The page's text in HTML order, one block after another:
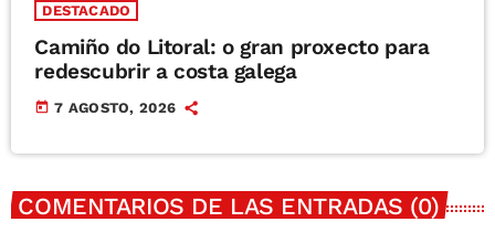
DESTACADO
Camiño do Litoral: o gran proxecto para
redescubrir a costa galega
today 7 AGOSTO, 2026
COMENTARIOS DE LAS ENTRADAS (0)